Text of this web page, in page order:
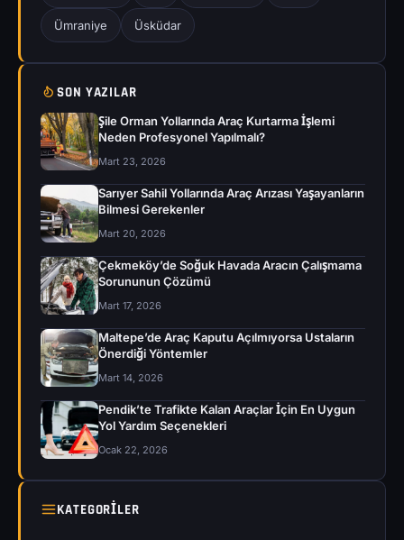
Ümraniye Üsküdar
SON YAZILAR
Şile Orman Yollarında Araç Kurtarma İşlemi
Neden Profesyonel Yapılmalı?
Mart 23, 2026
Sarıyer Sahil Yollarında Araç Arızası Yaşayanların
Bilmesi Gerekenler
Mart 20, 2026
Çekmeköy’de Soğuk Havada Aracın Çalışmama
Sorununun Çözümü
Mart 17, 2026
Maltepe’de Araç Kaputu Açılmıyorsa Ustaların
Önerdiği Yöntemler
Mart 14, 2026
Pendik’te Trafikte Kalan Araçlar İçin En Uygun
Yol Yardım Seçenekleri
Ocak 22, 2026
KATEGORILER